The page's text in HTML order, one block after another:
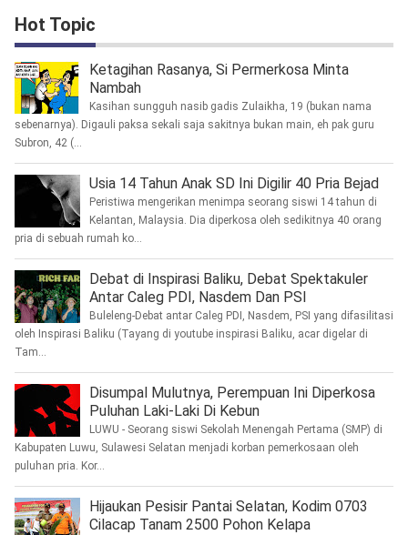
Hot Topic
Ketagihan Rasanya, Si Permerkosa Minta
Nambah
Kasihan sungguh nasib gadis Zulaikha, 19 (bukan nama
sebenarnya). Digauli paksa sekali saja sakitnya bukan main, eh pak guru
Subron, 42 (...
Usia 14 Tahun Anak SD Ini Digilir 40 Pria Bejad
Peristiwa mengerikan menimpa seorang siswi 14 tahun di
Kelantan, Malaysia. Dia diperkosa oleh sedikitnya 40 orang
pria di sebuah rumah ko...
Debat di Inspirasi Baliku, Debat Spektakuler
Antar Caleg PDI, Nasdem Dan PSI
Buleleng-Debat antar Caleg PDI, Nasdem, PSI yang difasilitasi
oleh Inspirasi Baliku (Tayang di youtube inspirasi Baliku, acar digelar di
Tam...
Disumpal Mulutnya, Perempuan Ini Diperkosa
Puluhan Laki-Laki Di Kebun
LUWU - Seorang siswi Sekolah Menengah Pertama (SMP) di
Kabupaten Luwu, Sulawesi Selatan menjadi korban pemerkosaan oleh
puluhan pria. Kor...
Hijaukan Pesisir Pantai Selatan, Kodim 0703
Cilacap Tanam 2500 Pohon Kelapa